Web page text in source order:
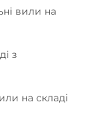
вили на
з
на складі